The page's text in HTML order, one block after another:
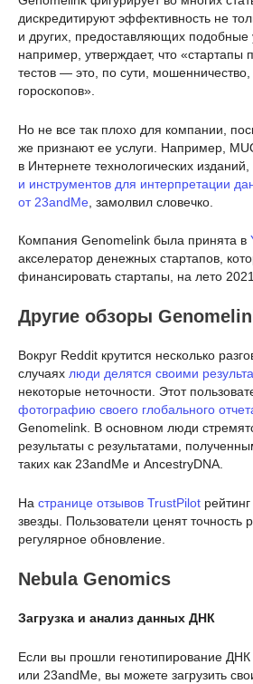
дискредитируют эффективность не
и других, предоставляющих подобные
например, утверждает, что
тестов — это, по сути, мошенничество,
гороскопов».
Но не все так плохо для компании,
же признают ее услуги. Например,
в Интернете технологических
и инструментов для интерпретации
от 23andMe , замолвил словечко.
Компания Genomelink была принята в
акселератор денежных стартапов,
финансировать стартапы, на лето 2021
Другие обзоры
Вокруг Reddit крутится несколько
случаях люди делятся своими
некоторые неточности. Этот
фотографию своего глобального
Genomelink. В основном люди
результаты с результатами,
таких как 23andMe и AncestryDNA.
На странице отзывов TrustPilot
звезды. Пользователи ценят точность
регулярное обновление.
Nebula Genomics
Загрузка и анализ данных ДНК
Если вы прошли генотипирование ДНК
или 23andMe, вы можете загрузить